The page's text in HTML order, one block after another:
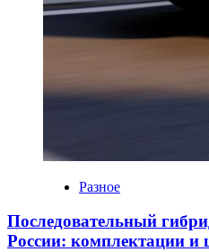
Разное
Последовательный
России: комплектации и